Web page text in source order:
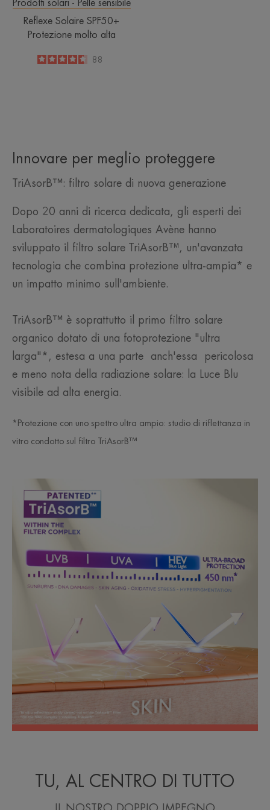
Prodotti solari - Pelle sensibile
Reflexe Solaire SPF50+
Protezione molto alta
4.6
/
5
88
Innovare per meglio proteggere
TriAsorB™: filtro solare di nuova generazione
Dopo 20 anni di ricerca dedicata, gli esperti dei
Laboratoires dermatologiques Avène hanno
sviluppato il filtro solare TriAsorB™, un'avanzata
tecnologia che combina protezione ultra-ampia* e
un impatto minimo sull'ambiente.
TriAsorB™ è soprattutto il primo filtro solare
organico dotato di una fotoprotezione "ultra
larga"*, estesa a una parte anch'essa pericolosa
e meno nota della radiazione solare: la Luce Blu
visibile ad alta energia.
*Protezione con uno spettro ultra ampio: studio di riflettanza in
vitro condotto sul filtro TriAsorB™
TU, AL CENTRO DI TUTTO